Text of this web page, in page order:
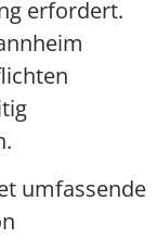
erfordert.
umfassende